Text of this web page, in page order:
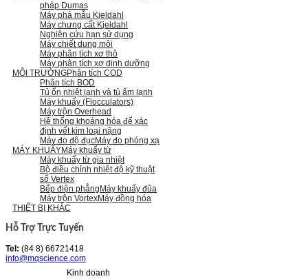
pháp Dumas
Máy phá mẫu Kjeldahl
Máy chưng cất Kjeldahl
Nghiên cứu hạn sử dụng
Máy chiết dung môi
Máy phân tích xơ thô
Máy phân tích xơ dinh dưỡng
MÔI TRƯỜNGPhân tích COD
Phân tích BOD
Tủ ổn nhiệt lạnh và tủ ấm lạnh
Máy khuấy (Flocculators)
Máy trộn Overhead
Hệ thống khoáng hóa để xác
định vết kim loại nặng
Máy đo độ đụcMáy đo phóng xạ
MÁY KHUẤYMáy khuấy từ
Máy khuấy từ gia nhiệt
Bộ điều chỉnh nhiệt độ kỹ thuật
số Vertex
Bếp điện phẳng Máy khuấy đũa
Máy trộn VortexMáy đồng hóa
THIẾT BỊ KHÁC
Hỗ Trợ Trực Tuyến
Tel: (84 8) 66721418
info@mqscience.com
Kinh doanh